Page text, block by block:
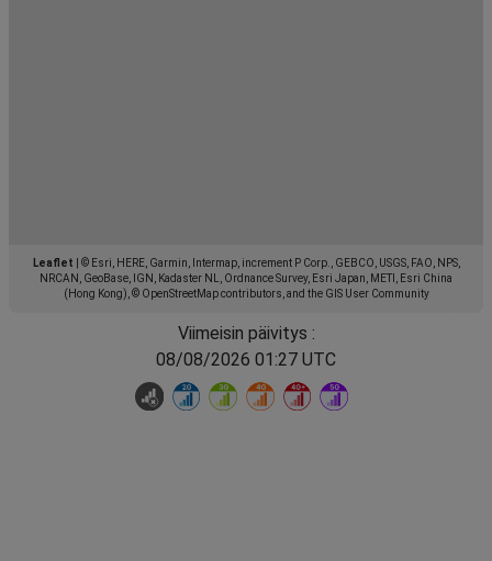
Leaflet
© Esri, HERE, Garmin, Intermap, increment P Corp., GEBCO, USGS, FAO, NPS,
NRCAN, GeoBase, IGN, Kadaster NL, Ordnance Survey, Esri Japan, METI, Esri China
(Hong Kong), © OpenStreetMap contributors, and the GIS User Community
Viimeisin päivitys :
08/08/2026 01:27 UTC